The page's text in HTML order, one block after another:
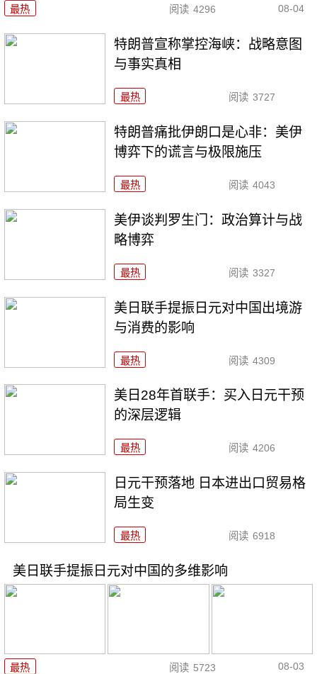
最热 阅读 4296 08-04
特朗普宣称掌控海峡：战略意图
与事实真相
最热 阅读 3727
特朗普痛批伊朗口是心非：美伊
博弈下的谎言与极限施压
最热 阅读 4043
美伊谈判罗生门：政治算计与战
略博弈
最热 阅读 3327
美日联手提振日元对中国出境游
与消费的影响
最热 阅读 4309
美日28年首联手：买入日元干预
的深层逻辑
最热 阅读 4206
日元干预落地 日本进出口贸易格
局生变
最热 阅读 6918
美日联手提振日元对中国的多维影响
最热 阅读 5723 08-03